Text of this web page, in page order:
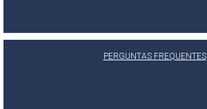
PERGUNTAS FREQUENTES